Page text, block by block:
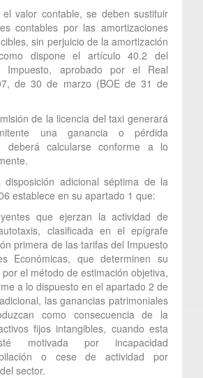
valor contable, se deben sustituir
contables por las amortizaciones
sin perjuicio de la amortización
dispone el artículo 40.2 del
Impuesto, aprobado por el Real
de 30 de marzo (BOE de 31 de
de la licencia del taxi generará
una ganancia o pérdida
deberá calcularse conforme a lo
adicional séptima de la
establece en su apartado 1 que:
que ejerzan la actividad de
clasificada en el epígrafe
primera de las tarifas del Impuesto
Económicas, que determinen su
el método de estimación objetiva,
a lo dispuesto en el apartado 2 de
las ganancias patrimoniales
como consecuencia de la
fijos intangibles, cuando esta
motivada por incapacidad
o cese de actividad por
sector.